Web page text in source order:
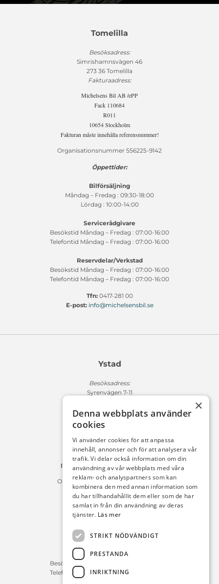
Tomelilla
Besöksadress:
Simrishamnsvägen 46
273 36 Tomelilla
Fakturaadress:
Michelsens Bil AB /ePP
Fack 110684
R011
10654 Stockholm
Fakturan måste innehålla referensnummer!
Organisationsnummer 556225-9142
Öppettider:
Bilförsäljning
Måndag – Fredag : 09:30-18:00
Lördag : 10:00-14:00
Servicerådgivare
Besökstid Måndag – Fredag : 07:00-16:00
Telefontid Måndag – Fredag : 07:00-16:00
Reservdelar/Verkstad
Besökstid Måndag – Fredag : 07:00-16:00
Telefontid Måndag – Fredag : 07:00-16:00
Tfn:0417-281 00
E-post: info@michelsensbil.se
Ystad
Besöksadress:
Syrenvägen 7-11
Fakturaadress:
Michelsens Bil AB /ePP
Fack 110684
10654 Stockholm
Fakturan måste innehålla referensnummer!
Organisationsnummer 556225-9142
Öppettider:
Bilförsäljning
Lördag : 10:00-14:00
Servicerådgivare
Besökstid Måndag – Fredag : 07:00-16:00
Telefontid Måndag – Fredag : 07:00-16:00
×
Denna webbplats använder
cookies
Vi använder cookies för att anpassa
innehåll, annonser och för att analysera vår
trafik. Vi delar också information om din
användning av vår webbplats med våra
reklam- och analyspartners som kan
kombinera den med annan information som
du har tillhandahållit dem eller som de har
samlat in från din användning av deras
tjänster. Läs mer
STRIKT NÖDVÄNDIGT
PRESTANDA
INRIKTNING